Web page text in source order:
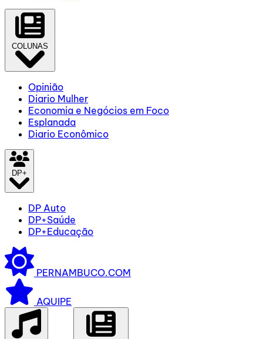
COLUNAS
Opinião
Diario Mulher
Economia e Negócios em Foco
Esplanada
Diario Econômico
DP+
DP Auto
DP+Saúde
DP+Educação
PERNAMBUCO.COM
AQUIPE